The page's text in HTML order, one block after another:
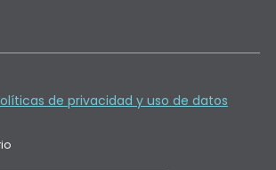
de privacidad y uso de datos